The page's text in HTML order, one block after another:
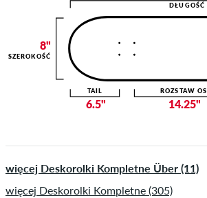
więcej Deskorolki Kompletne Über (11)
więcej Deskorolki Kompletne (305)
DŁUGOŚĆ
14.25"
ROZSTAW OSI
6.5"
TAIL
8"
SZEROKOŚĆ